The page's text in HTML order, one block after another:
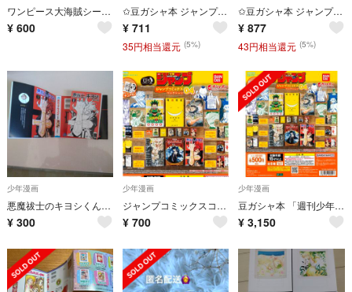
ワンピース大海賊シールウエハース シークレット
¥ 600
✩豆ガシャ本 ジャンプコミックスコレクション 04 暗殺教室
¥ 711
35円相当還元 (5%)
✩豆ガシャ本 ジャンプコミックスコレクション 04 Dr.Stone
¥ 877
43円相当還元 (5%)
少年漫画
悪魔祓士のキヨシくん豆本
¥ 300
少年漫画
ジャンプコミックスコレクション04
¥ 700
少年漫画
豆ガシャ本 「週刊少年ジャンプ ジャンプコミックスコレクション」04 全6種
¥ 3,150